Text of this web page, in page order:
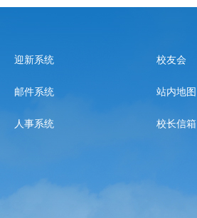
迎新系统 校友会
邮件系统 站内地图
人事系统 校长信箱